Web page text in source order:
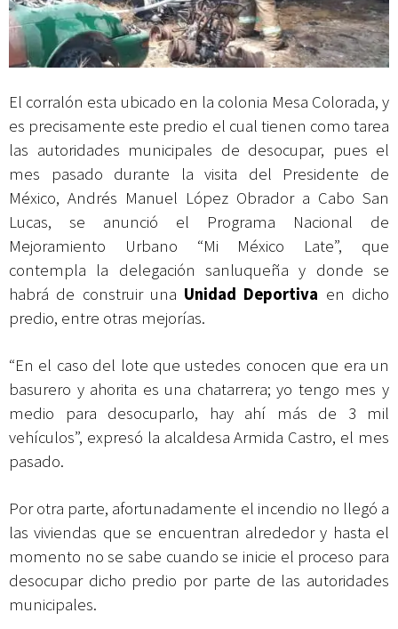
El corralón esta ubicado en la colonia Mesa Colorada, y
es precisamente este predio el cual tienen como tarea
las autoridades municipales de desocupar, pues el
mes pasado durante la visita del Presidente de
México, Andrés Manuel López Obrador a Cabo San
Lucas, se anunció el Programa Nacional de
Mejoramiento Urbano “Mi México Late”, que
contempla la delegación sanluqueña y donde se
habrá de construir una Unidad Deportiva en dicho
predio, entre otras mejorías.
“En el caso del lote que ustedes conocen que era un
basurero y ahorita es una chatarrera; yo tengo mes y
medio para desocuparlo, hay ahí más de 3 mil
vehículos”, expresó la alcaldesa Armida Castro, el mes
pasado.
Por otra parte, afortunadamente el incendio no llegó a
las viviendas que se encuentran alrededor y hasta el
momento no se sabe cuando se inicie el proceso para
desocupar dicho predio por parte de las autoridades
municipales.